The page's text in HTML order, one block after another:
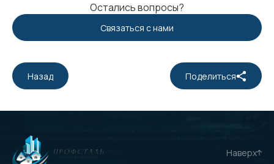
Остались вопросы?
Связаться с нами
Назад Поделиться
Наверх